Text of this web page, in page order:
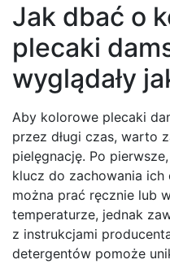
Jak dbać o
plecaki
wyglądały
Aby kolorowe plecaki
przez długi czas, warto
pielęgnację. Po
klucz do zachowania
można prać ręcznie lub
temperaturze, jednak
z instrukcjami
detergentów pomoże